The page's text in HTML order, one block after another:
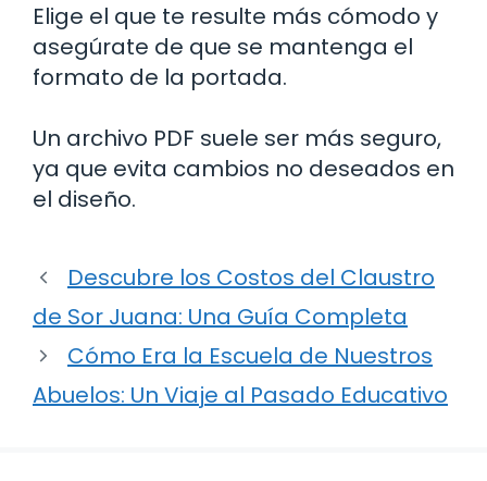
Elige el que te resulte más cómodo y
asegúrate de que se mantenga el
formato de la portada.
Un archivo PDF suele ser más seguro,
ya que evita cambios no deseados en
el diseño.
Descubre los Costos del Claustro
de Sor Juana: Una Guía Completa
Cómo Era la Escuela de Nuestros
Abuelos: Un Viaje al Pasado Educativo